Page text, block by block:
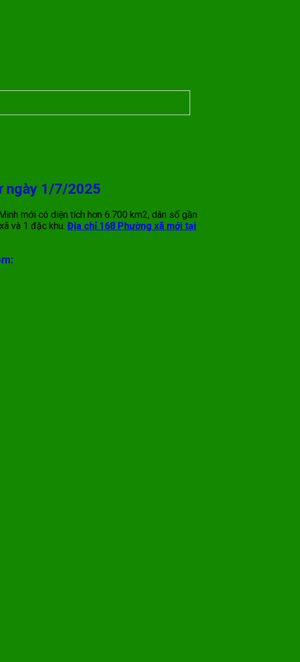
ngày 1/7/2025
mới có diện tích hơn 6.700 km2, dân số gần
và 1 đặc khu. Địa chỉ 168 Phường xã mới tại